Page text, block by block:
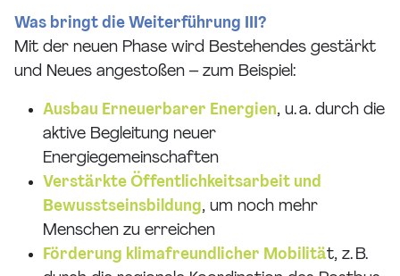
Was bringt die Weiterführung III?
Mit der neuen Phase wird Bestehendes gestärkt
und Neues angestoßen – zum Beispiel:
Ausbau Erneuerbarer Energien, u. a. durch die
aktive Begleitung neuer
Energiegemeinschaften
Verstärkte Öffentlichkeitsarbeit und
Bewusstseinsbildung, um noch mehr
Menschen zu erreichen
Förderung klimafreundlicher Mobilität, z. B.